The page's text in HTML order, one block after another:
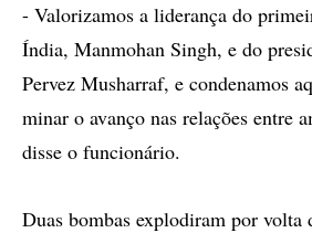
- Valorizamos a liderança do
Índia, Manmohan Singh, e do
Pervez Musharraf, e condenamos
minar o avanço nas relações entre
disse o funcionário.
Duas bombas explodiram por volta